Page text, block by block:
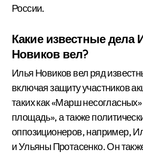
России.
Какие известные дела
Новиков вел?
Илья Новиков вел ряд
включая защиту участников
таких как «Марш
площадь», а также
оппозиционеров, например,
и Ульяны Протасенко. Он